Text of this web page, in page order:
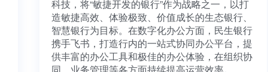
科技，将“敏捷开发的银行”作为战略之一，以打
造敏捷高效、体验极致、价值成长的生态银行、
智慧银行为目标。在数字化办公方面，民生银行
携手飞书，打造行内的一站式协同办公平台，提
供丰富的办公工具和极佳的办公体验，在组织协
同、业务管理等各方面持续提高运营效率。